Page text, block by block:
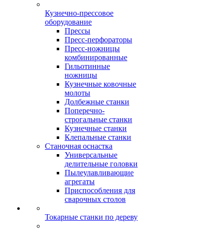
Кузнечно-прессовое
оборудование
Прессы
Пресс-перфораторы
Пресс-ножницы
комбинированные
Гильотинные
ножницы
Кузнечные ковочные
молоты
Долбежные станки
Поперечно-
строгальные станки
Кузнечные станки
Клепальные станки
Станочная оснастка
Универсальные
делительные головки
Пылеулавливающие
агрегаты
Приспособления для
сварочных столов
Токарные станки по дереву